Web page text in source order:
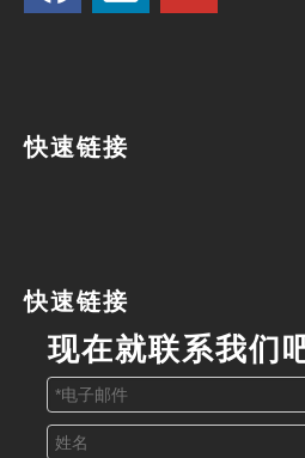
验。在多功能会议室里，
快速链接
快速链接
现在就联系我们